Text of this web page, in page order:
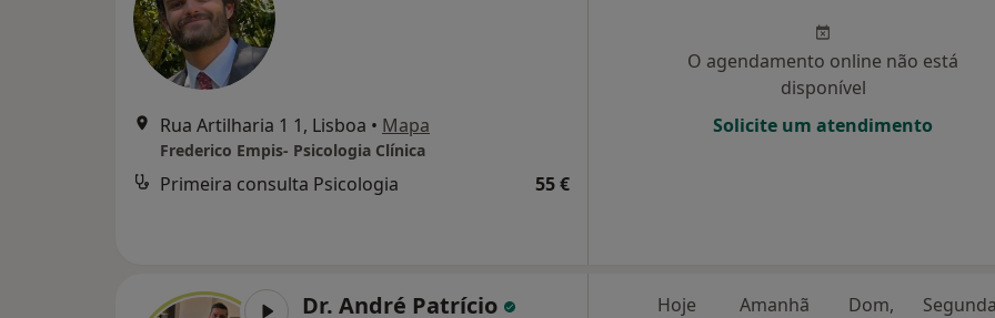
Rua Artilharia 1 1, Lisboa • Mapa
Frederico Empis- Psicologia Clínica
Primeira consulta Psicologia 55 €
O agendamento online não está
disponível
Solicite um atendimento
Dr. André Patrício Hoje Amanhã Dom,